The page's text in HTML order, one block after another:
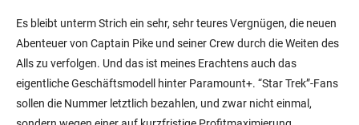
Es bleibt unterm Strich ein sehr, sehr teures Vergnügen, die neuen
Abenteuer von Captain Pike und seiner Crew durch die Weiten des
Alls zu verfolgen. Und das ist meines Erachtens auch das
eigentliche Geschäftsmodell hinter Paramount+. “Star Trek”-Fans
sollen die Nummer letztlich bezahlen, und zwar nicht einmal,